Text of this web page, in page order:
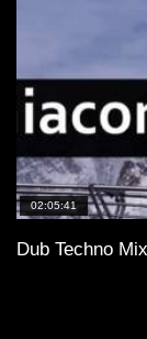
02:05:41
Dub Techno